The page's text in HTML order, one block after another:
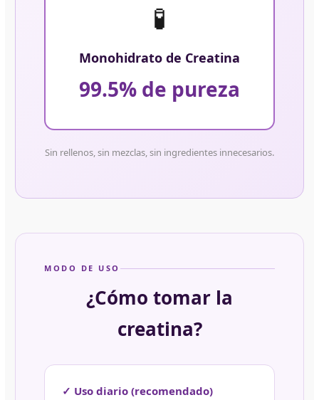
🧪
Monohidrato de Creatina
99.5% de pureza
Sin rellenos, sin mezclas, sin ingredientes innecesarios.
MODO DE USO
¿Cómo tomar la
creatina?
✓ Uso diario (recomendado)